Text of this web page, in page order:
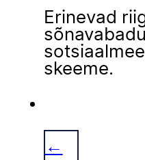
Erinevad
skeeme.
←